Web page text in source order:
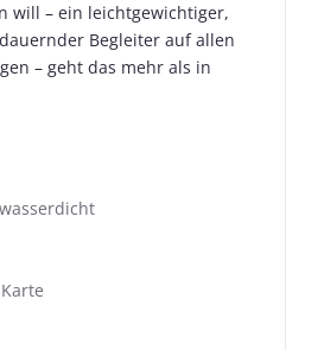
will – ein leichtgewichtiger,
Begleiter auf allen
– geht das mehr als in